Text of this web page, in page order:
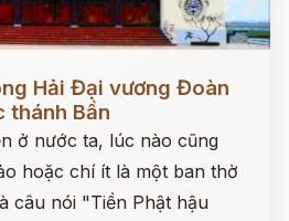
Hải Đại vương Đoàn
thánh Bần
ở nước ta, lúc nào cũng
hoặc chí ít là một ban thờ
câu nói "Tiền Phật hậu